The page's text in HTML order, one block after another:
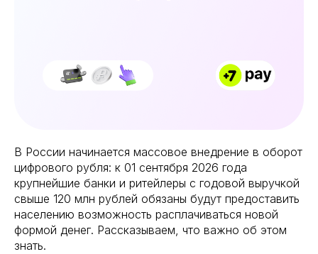
В России начинается массовое внедрение в оборот
цифрового рубля: к 01 сентября 2026 года
крупнейшие банки и ритейлеры с годовой выручкой
свыше 120 млн рублей обязаны будут предоставить
населению возможность расплачиваться новой
формой денег. Рассказываем, что важно об этом
знать.